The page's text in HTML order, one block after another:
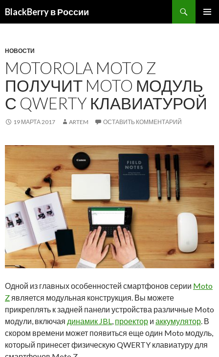
BlackBerry в России
НОВОСТИ
MOTOROLA MOTO Z
ПОЛУЧИТ MOTO МОДУЛЬ
С QWERTY КЛАВИАТУРОЙ
19 МАРТА 2017 ARTEM ОСТАВИТЬ КОММЕНТАРИЙ
Одной из главных особенностей смартфонов серии Moto
Z является модульная конструкция. Вы можете
прикреплять к задней панели устройства различные Moto
модули, включая динамик JBL проектор и аккумулятор . В
скором времени может появиться еще один Moto модуль,
который принесет физическую QWERTY клавиатуру для